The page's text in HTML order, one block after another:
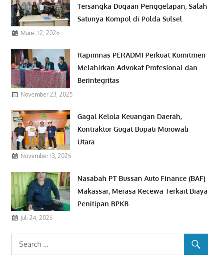
Tersangka Dugaan Penggelapan, Salah
Satunya Kompol di Polda Sulsel
Maret 12, 2026
Rapimnas PERADMI Perkuat Komitmen
Melahirkan Advokat Profesional dan
Berintegritas
November 23, 2025
Gagal Kelola Keuangan Daerah,
Kontraktor Gugat Bupati Morowali
Utara
November 13, 2025
Nasabah PT Bussan Auto Finance (BAF)
Makassar, Merasa Kecewa Terkait Biaya
Penitipan BPKB
Juli 24, 2025